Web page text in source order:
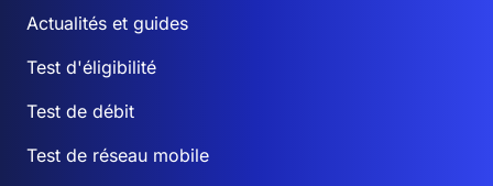
Actualités et guides
Test d'éligibilité
Test de débit
Test de réseau mobile